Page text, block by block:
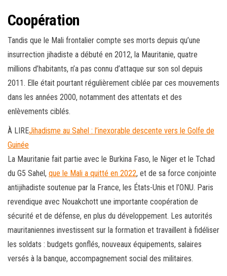
Coopération
Tandis que le Mali frontalier compte ses morts depuis qu’une
insurrection jihadiste a débuté en 2012, la Mauritanie, quatre
millions d’habitants, n’a pas connu d’attaque sur son sol depuis
2011. Elle était pourtant régulièrement ciblée par ces mouvements
dans les années 2000, notamment des attentats et des
enlèvements ciblés.
À LIREJihadisme au Sahel : l’inexorable descente vers le Golfe de
Guinée
La Mauritanie fait partie avec le Burkina Faso, le Niger et le Tchad
du G5 Sahel, que le Mali a quitté en 2022, et de sa force conjointe
antijihadiste soutenue par la France, les États-Unis et l’ONU. Paris
revendique avec Nouakchott une importante coopération de
sécurité et de défense, en plus du développement. Les autorités
mauritaniennes investissent sur la formation et travaillent à fidéliser
les soldats : budgets gonflés, nouveaux équipements, salaires
versés à la banque, accompagnement social des militaires.